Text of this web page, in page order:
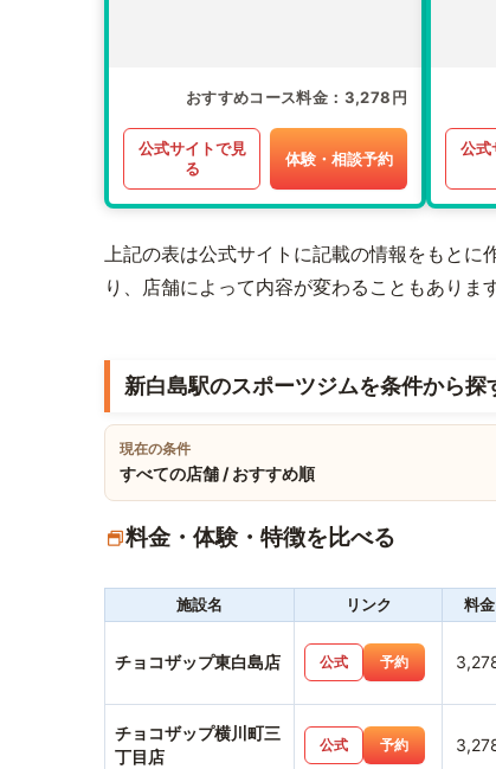
おすすめコース料金 3,278円
公式サイトで見
る
体験・相談予約
公式
上記の表は公式サイトに記載の情報をもとに
り、店舗によって内容が変わることもありま
新白島駅のスポーツジムを条件から探
現在の条件
すべての店舗 / おすすめ順
料金・体験・特徴を比べる
施設名 リンク 料
チョコザップ東白島店 公式 予約
チョコザップ横川町三
丁目店
公式 予約